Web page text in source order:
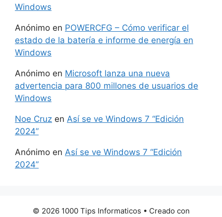
Windows
Anónimo en POWERCFG – Cómo verificar el
estado de la batería e informe de energía en
Windows
Anónimo en Microsoft lanza una nueva
advertencia para 800 millones de usuarios de
Windows
Noe Cruz en Así se ve Windows 7 “Edición
2024”
Anónimo en Así se ve Windows 7 “Edición
2024”
© 2026 1000 Tips Informaticos • Creado con